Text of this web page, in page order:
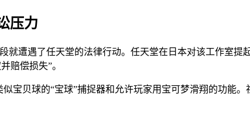
压力
就遭遇了任天堂的法律行动。任天堂在日本对该工作室提
赔偿损失”。
宝贝球的“宝球”捕捉器和允许玩家用宝可梦滑翔的功能